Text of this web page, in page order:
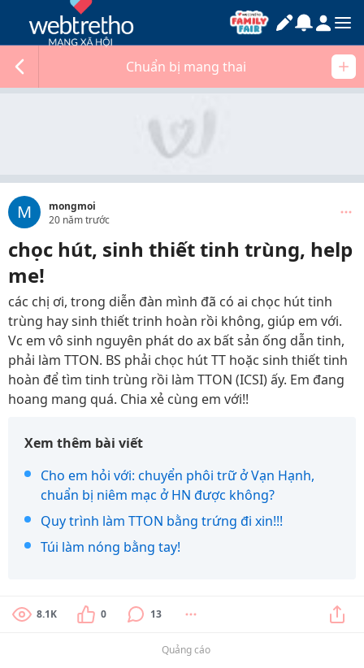
Chuẩn bị mang thai
M
mongmoi
20 năm trước
chọc hút, sinh thiết tinh trùng, help
me!
các chị ơi, trong diễn đàn mình đã có ai chọc hút tinh
trùng hay sinh thiết trinh hoàn rồi không, giúp em với.
Vc em vô sinh nguyên phát do ax bất sản ống dẫn tinh,
phải làm TTON. BS phải chọc hút TT hoặc sinh thiết tinh
hoàn để tìm tinh trùng rồi làm TTON (ICSI) ấy. Em đang
hoang mang quá. Chia xẻ cùng em với!!
Xem thêm bài viết
Cho em hỏi với: chuyển phôi trữ ở Vạn Hạnh,
chuẩn bị niêm mạc ở HN được không?
Quy trình làm TTON bằng trứng đi xin!!!
Túi làm nóng bằng tay!
8.1K 0 13
Quảng cáo